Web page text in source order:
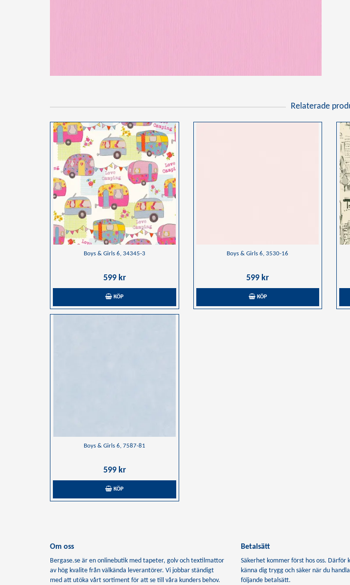
Relaterade
Boys & Girls 6, 34345-3
599 kr
KÖP
Boys & Girls 6, 3530-16
599 kr
KÖP
Boys & Girls 6, 7587-81
599 kr
KÖP
Om oss
Bergase.se är en onlinebutik med tapeter, golv och textilmattor
av hög kvalite från välkända leverantörer. Vi jobbar ständigt
med att utöka vårt sortiment för att se till våra kunders behov.
Betalsätt
Säkerhet kommer först hos oss. Därför
känna dig trygg och säker när du
följande betalsätt.